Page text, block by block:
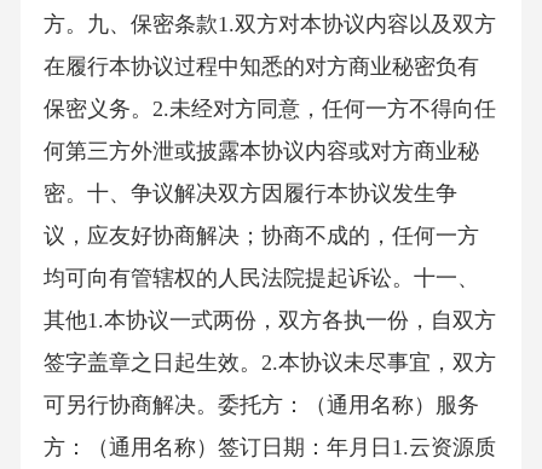
方。九、保密条款1.双方对本协议内容以及双方
在履行本协议过程中知悉的对方商业秘密负有
保密义务。2.未经对方同意，任何一方不得向任
何第三方外泄或披露本协议内容或对方商业秘
密。十、争议解决双方因履行本协议发生争
议，应友好协商解决；协商不成的，任何一方
均可向有管辖权的人民法院提起诉讼。十一、
其他1.本协议一式两份，双方各执一份，自双方
签字盖章之日起生效。2.本协议未尽事宜，双方
可另行协商解决。委托方：（通用名称）服务
方：（通用名称）签订日期：年月日1.云资源质